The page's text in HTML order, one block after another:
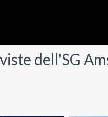
dell'SG